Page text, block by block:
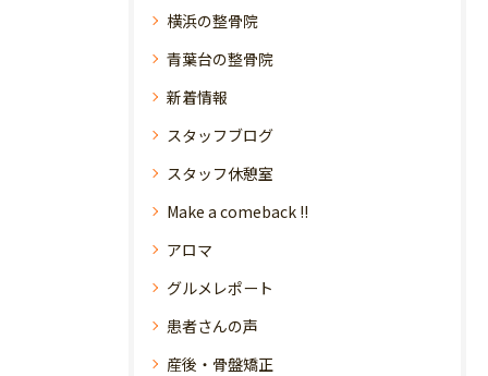
横浜の整骨院
青葉台の整骨院
新着情報
スタッフブログ
スタッフ休憩室
Make a comeback !!
アロマ
グルメレポート
患者さんの声
産後・骨盤矯正